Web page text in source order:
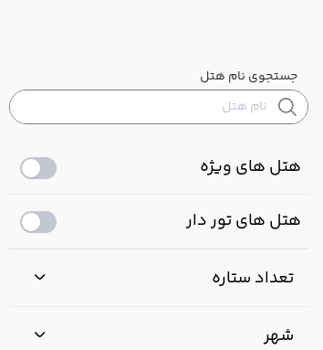
جستجوی نام هتل
هتل های ویژه
هتل های تور دار
تعداد ستاره
شهر